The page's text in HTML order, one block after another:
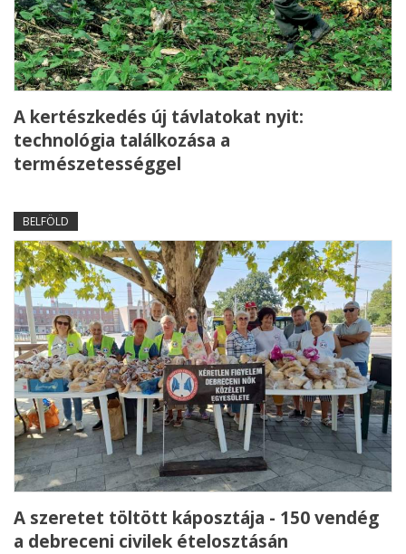
A kertészkedés új távlatokat nyit:
technológia találkozása a
természetességgel
BELFÖLD
A szeretet töltött káposztája - 150 vendég
a debreceni civilek ételosztásán